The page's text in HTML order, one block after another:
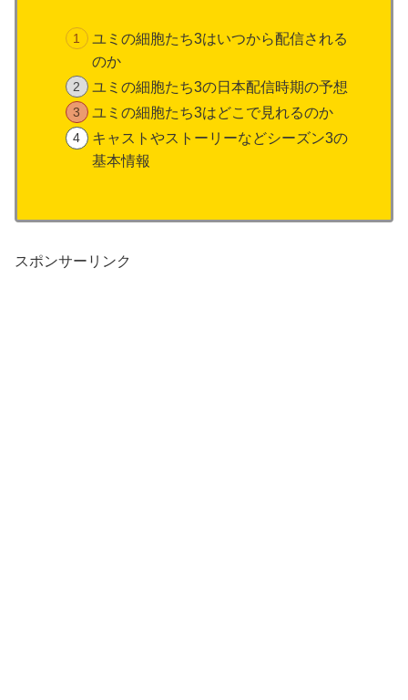
ユミの細胞たち3はいつから配信される
のか
ユミの細胞たち3の日本配信時期の予想
ユミの細胞たち3はどこで見れるのか
キャストやストーリーなどシーズン3の
基本情報
スポンサーリンク